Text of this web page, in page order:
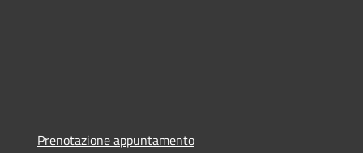
Prenotazione appuntamento